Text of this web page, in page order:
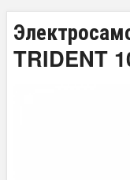
TRIDENT